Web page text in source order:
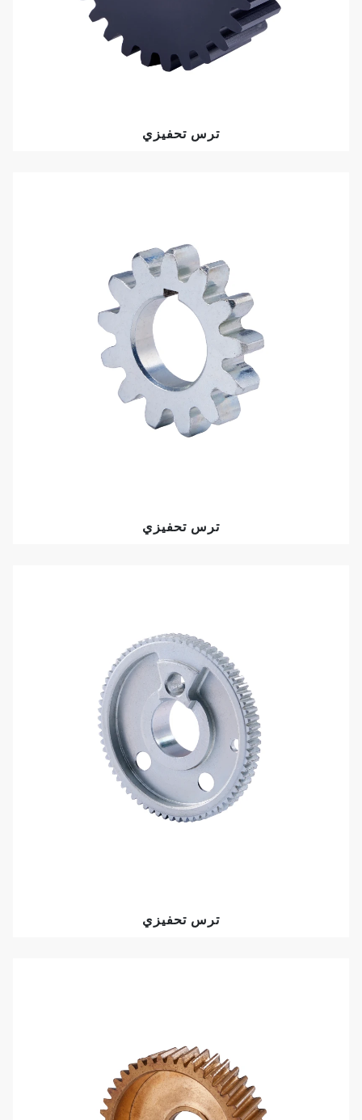
ترس تحفيزي
ترس تحفيزي
ترس تحفيزي